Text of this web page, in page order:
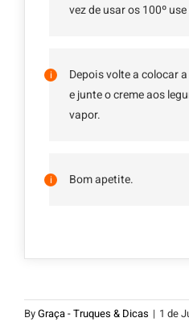
vez de usar os 100º
Depois volte a colocar
e junte o creme aos
vapor.
Bom apetite.
ByGraça - Truques & Dicas | 1 de